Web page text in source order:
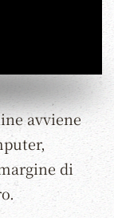
avviene
di